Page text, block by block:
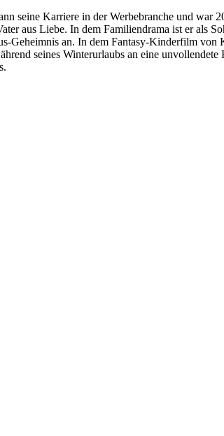
seine Karriere in der Werbebranche und war
aus Liebe. In dem Familiendrama ist er als
Geheimnis an. In dem Fantasy-Kinderfilm
seines Winterurlaubs an eine